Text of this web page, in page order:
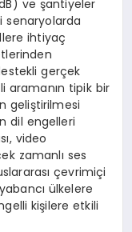
ve şantiyeler
senaryolarda
ihtiyaç
gerçek
aramanın tipik bir
geliştirilmesi
dil engelleri
video
zamanlı ses
çevrimiçi
ülkelere
kişilere etkili